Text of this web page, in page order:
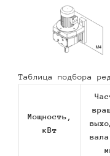
Таблица подбора
Мощность,
кВт